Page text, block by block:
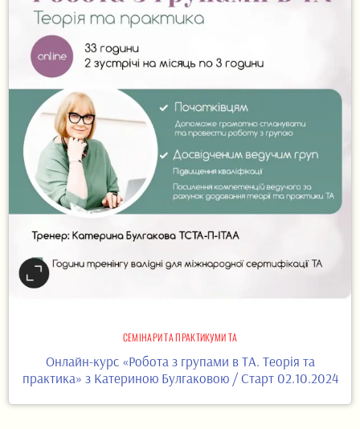
СЕМІНАРИ ТА ПРАКТИКУМИ ТА
Онлайн-курс «Робота з групами в ТА. Теорія та
практика» з Катериною Булгаковою / Старт 02.10.2024